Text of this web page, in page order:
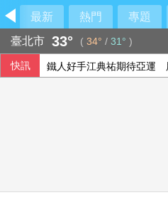
最新 熱門 專題
臺北市 33° ( 34° / 31° )
快訊 鐵人好手江典祐期待亞運